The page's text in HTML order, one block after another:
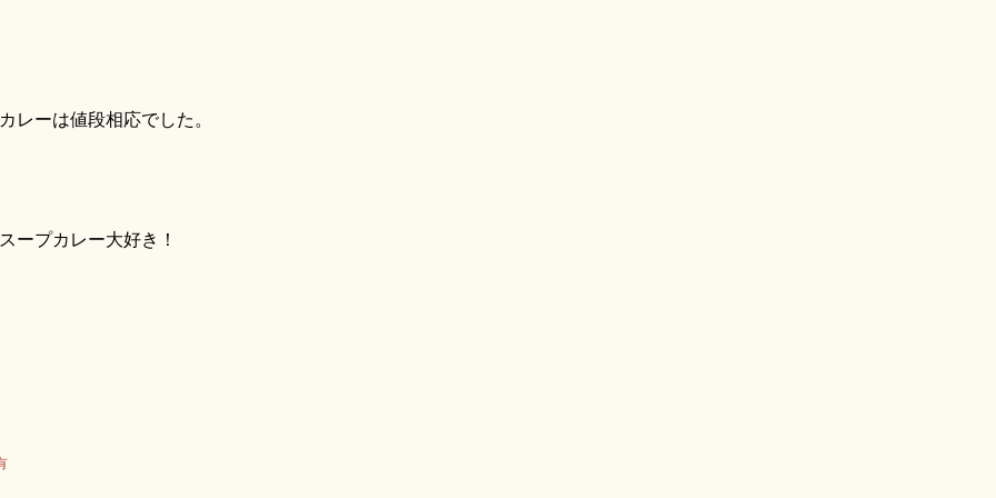
ーは値段相応でした。
プカレー大好き！